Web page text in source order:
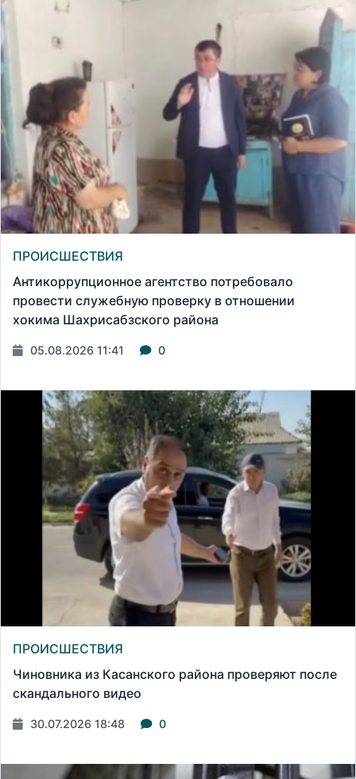
ПРОИСШЕСТВИЯ
Антикоррупционное агентство потребовало
провести служебную проверку в отношении
хокима Шахрисабзского района
05.08.2026 11:41 0
ПРОИСШЕСТВИЯ
Чиновника из Касанского района проверяют после
скандального видео
30.07.2026 18:48 0